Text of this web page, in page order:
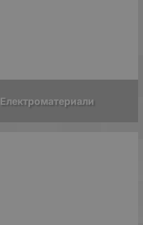
Електроматериали